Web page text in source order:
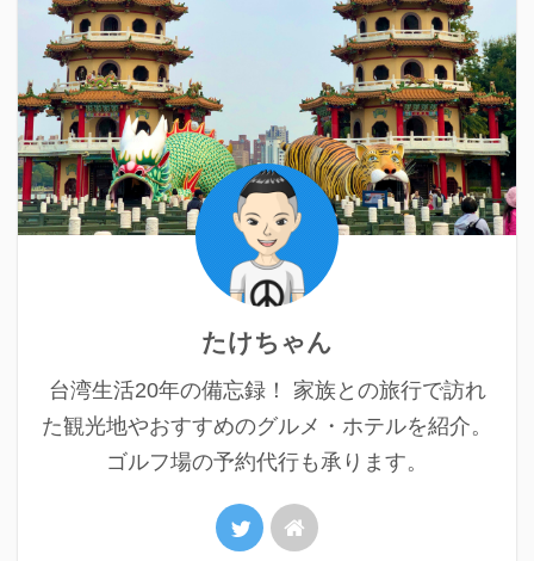
たけちゃん
台湾生活20年の備忘録！ 家族との旅行で訪れ
た観光地やおすすめのグルメ・ホテルを紹介。
ゴルフ場の予約代行も承ります。